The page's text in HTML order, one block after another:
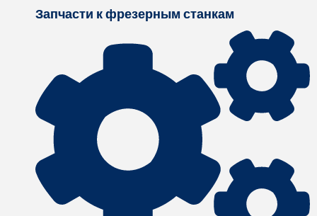
Запчасти к фрезерным станкам